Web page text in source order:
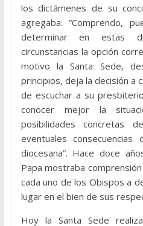
los dictámenes de su
agregaba: “Comprendo,
determinar en estas
circunstancias la opción
motivo la Santa Sede,
principios, deja la decisión a
de escuchar a su
conocer mejor la
posibilidades concretas
eventuales
diocesana”. Hace doce
Papa mostraba
cada uno de los Obispos a
lugar en el bien de sus
Hoy la Santa Sede